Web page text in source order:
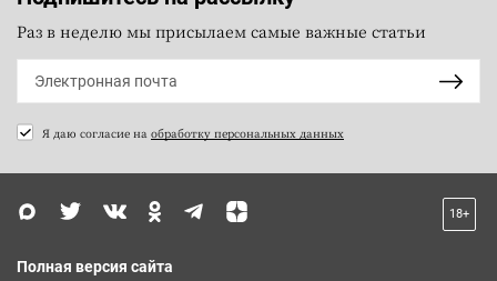
Раз в неделю мы присылаем самые важные статьи
Я даю согласие на обработку персональных данных
18+
Полная версия сайта